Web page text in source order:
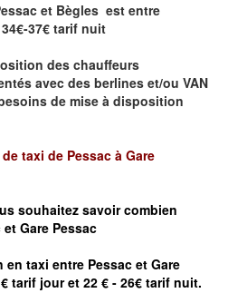
et Bègles est entre
37€ tarif nuit
des chauffeurs
avec des berlines et/ou VAN
de mise à disposition
taxi de Pessac à Gare
souhaitez savoircombien
Gare Pessac
en taxi entre Pessac et Gare
tarif jour et 22 € - 26€ tarif nuit.